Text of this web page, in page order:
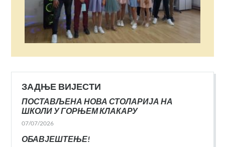
ЗАДЊЕ ВИЈЕСТИ
ПОСТАВЉЕНА НОВА СТОЛАРИЈА НА
ШКОЛИ У ГОРЊЕМ КЛАКАРУ
07/07/2026
ОБАВЈЕШТЕЊЕ!